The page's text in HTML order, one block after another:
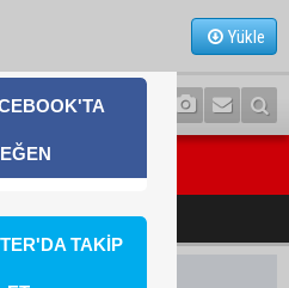
Yükle
ve köy evi inşa edildi
toplantısı yapıldı
trafik kazası: 2 yaralı
TAKİP